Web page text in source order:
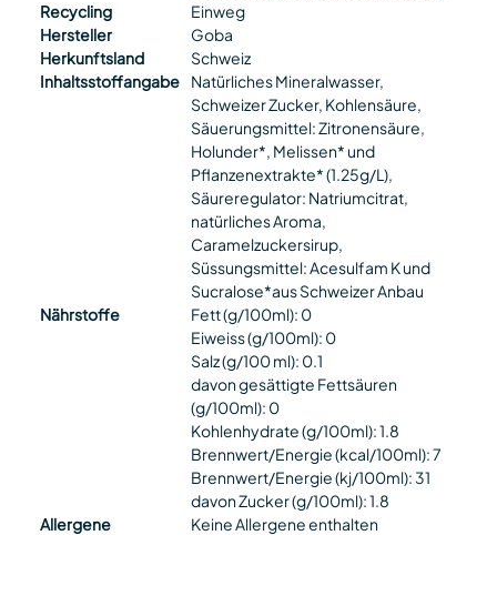
Recycling
Einweg
Hersteller
Goba
Herkunftsland
Schweiz
Inhaltsstoffangabe
Natürliches Mineralwasser,
Schweizer Zucker, Kohlensäure,
Säuerungsmittel: Zitronensäure,
Holunder*, Melissen* und
Pflanzenextrakte* (1.25g/L),
Säureregulator: Natriumcitrat,
natürliches Aroma,
Caramelzuckersirup,
Süssungsmittel: Acesulfam K und
Sucralose*aus Schweizer Anbau
Nährstoffe
Fett (g/100ml): 0
Eiweiss (g/100ml): 0
Salz (g/100 ml): 0.1
davon gesättigte Fettsäuren
(g/100ml): 0
Kohlenhydrate (g/100ml): 1.8
Brennwert/Energie (kcal/100ml): 7
Brennwert/Energie (kj/100ml): 31
davon Zucker (g/100ml): 1.8
Allergene
Keine Allergene enthalten